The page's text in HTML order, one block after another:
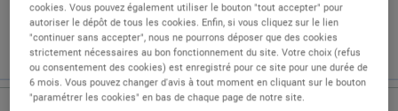
cookies. Vous pouvez également utiliser le bouton "tout accepter" pour
autoriser le dépôt de tous les cookies. Enfin, si vous cliquez sur le lien
"continuer sans accepter", nous ne pourrons déposer que des cookies
strictement nécessaires au bon fonctionnement du site. Votre choix (refus
ou consentement des cookies) est enregistré pour ce site pour une durée de
6 mois. Vous pouvez changer d'avis à tout moment en cliquant sur le bouton
"paramétrer les cookies" en bas de chaque page de notre site.